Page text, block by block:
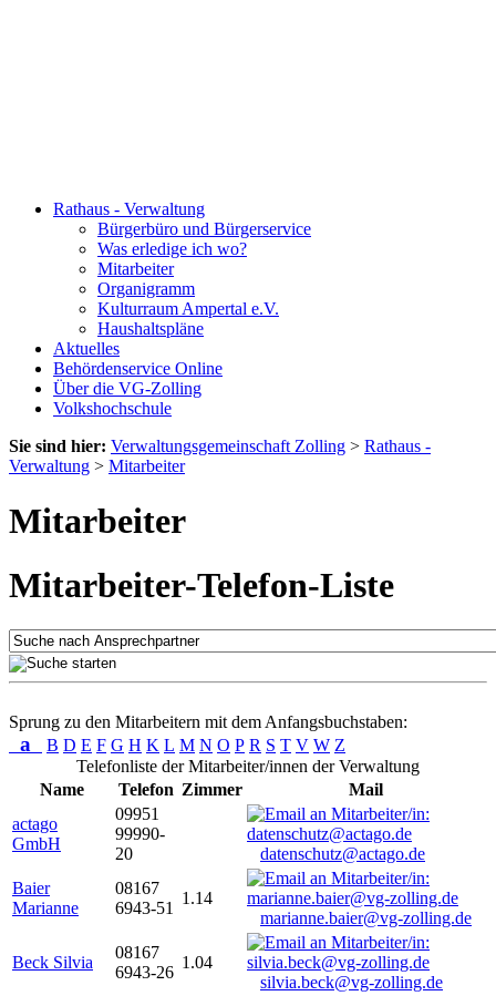
Rathaus - Verwaltung
Bürgerbüro und Bürgerservice
Was erledige ich wo?
Mitarbeiter
Organigramm
Kulturraum Ampertal e.V.
Haushaltspläne
Aktuelles
Behördenservice Online
Über die VG-Zolling
Volkshochschule
Sie sind hier: Verwaltungsgemeinschaft Zolling > Rathaus -
Verwaltung > Mitarbeiter
Mitarbeiter
Mitarbeiter-Telefon-Liste
Sprung zu den Mitarbeitern mit dem Anfangsbuchstaben:
a B D E F G H K L M N O P R S T V W Z
Telefonliste der Mitarbeiter/innen der Verwaltung
Name
Telefon Zimmer
Mail
actago
GmbH
09951
99990-
20
datenschutz@actago.de
Baier
Marianne
08167
6943-51
1.14
marianne.baier@vg-zolling.de
Beck Silvia
08167
6943-26
1.04
silvia.beck@vg-zolling.de